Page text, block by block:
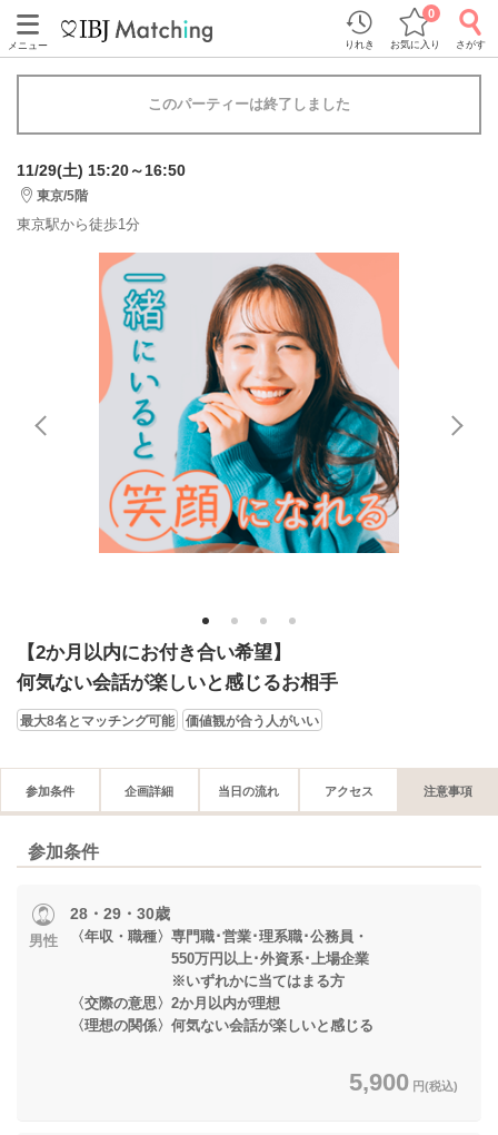
メニュー りれき お気に入り
0
さがす
このパーティーは終了しました
11/29(土) 15:20～16:50
東京/5階
東京駅から徒歩1分
1 2 3 4
【2か月以内にお付き合い希望】
何気ない会話が楽しいと感じるお相手
最大8名とマッチング可能 価値観が合う人がいい
参加条件 企画詳細 当日の流れ アクセス 注意事項
参加条件
男性
28・29・30歳
〈年収・職種〉専門職･営業･理系職･公務員・
550万円以上･外資系･上場企業
※いずれかに当てはまる方
〈交際の意思〉2か月以内が理想
〈理想の関係〉何気ない会話が楽しいと感じる
5,900 円(税込)